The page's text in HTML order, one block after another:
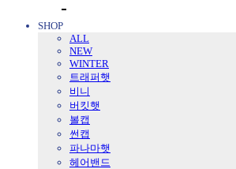
SHOP
ALL
NEW
WINTER
트래퍼햇
비니
버킷햇
볼캡
썬캡
파나마햇
헤어밴드